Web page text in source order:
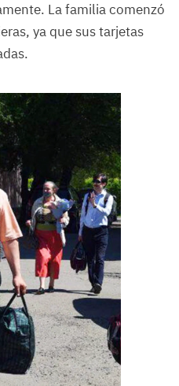
La familia comenzó
ya que sus tarjetas